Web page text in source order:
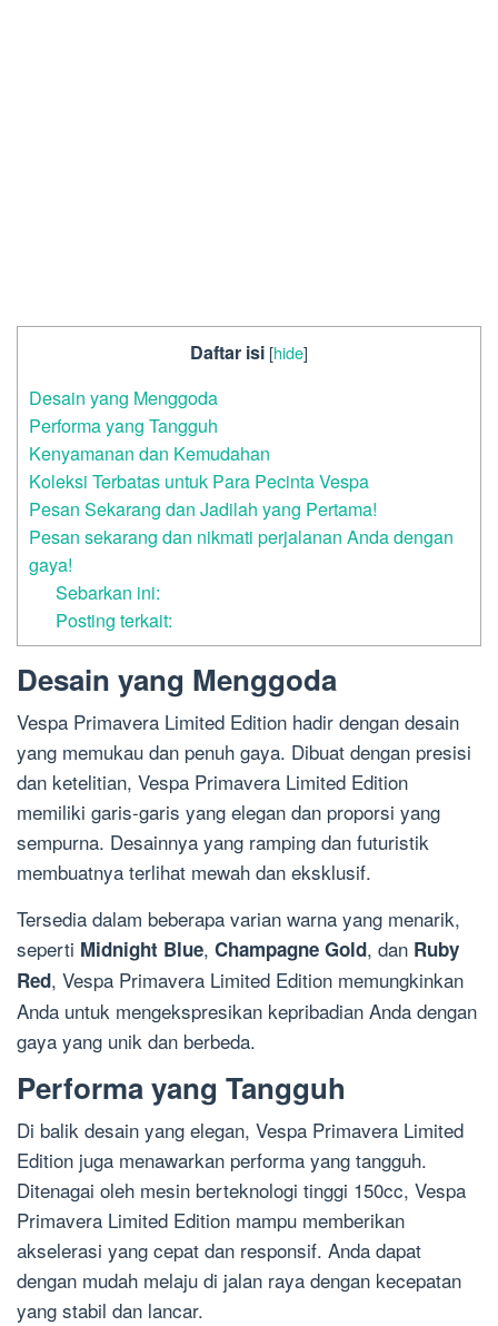
Daftar isi [hide]
Desain yang Menggoda
Performa yang Tangguh
Kenyamanan dan Kemudahan
Koleksi Terbatas untuk Para Pecinta Vespa
Pesan Sekarang dan Jadilah yang Pertama!
Pesan sekarang dan nikmati perjalanan Anda dengan
gaya!
Sebarkan ini:
Posting terkait:
Desain yang Menggoda
Vespa Primavera Limited Edition hadir dengan desain
yang memukau dan penuh gaya. Dibuat dengan presisi
dan ketelitian, Vespa Primavera Limited Edition
memiliki garis-garis yang elegan dan proporsi yang
sempurna. Desainnya yang ramping dan futuristik
membuatnya terlihat mewah dan eksklusif.
Tersedia dalam beberapa varian warna yang menarik,
seperti Midnight Blue, Champagne Gold, dan Ruby
Red, Vespa Primavera Limited Edition memungkinkan
Anda untuk mengekspresikan kepribadian Anda dengan
gaya yang unik dan berbeda.
Performa yang Tangguh
Di balik desain yang elegan, Vespa Primavera Limited
Edition juga menawarkan performa yang tangguh.
Ditenagai oleh mesin berteknologi tinggi 150cc, Vespa
Primavera Limited Edition mampu memberikan
akselerasi yang cepat dan responsif. Anda dapat
dengan mudah melaju di jalan raya dengan kecepatan
yang stabil dan lancar.